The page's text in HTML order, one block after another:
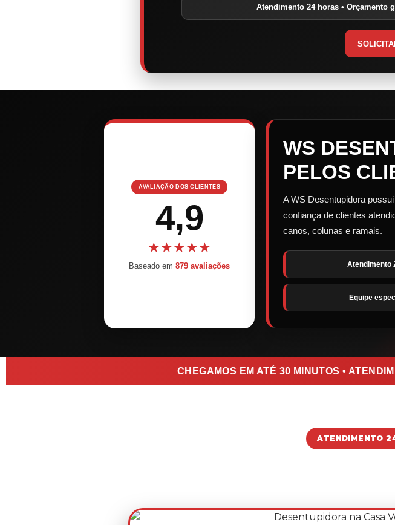
Atendimento 24 horas • Orçamento
AVALIAÇÃO DOS CLIENTES
4,9
★★★★★
Baseado em879 avaliações
WS
PELOS
A WS Desentupidora
confiança de clientes
canos, colunas e ramais.
Atendimento
Equipe
CHEGAMOS EM ATÉ 30 MINUTOS •
ATENDIMENTO